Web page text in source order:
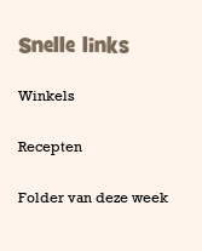
Snelle links
Winkels
Recepten
Folder van deze week